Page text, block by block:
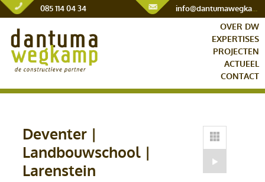
085 114 04 34 info@dantumawegkamp.nl
OVER DW
EXPERTISES
PROJECTEN
ACTUEEL
CONTACT
Deventer |
Landbouwschool |
Larenstein